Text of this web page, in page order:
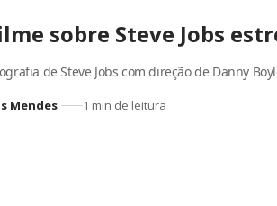
sobre Steve Jobs
de Steve Jobs com direção de Danny
Mendes 1 min de leitura